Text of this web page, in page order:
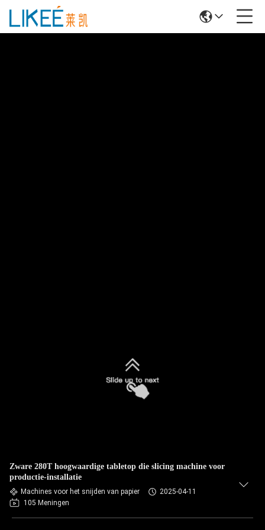
Zware 280T hoogwaardige tabletop die slicing machine voor
productie-installatie
Machines voor het snijden van papier
2025-04-11
105 Meningen